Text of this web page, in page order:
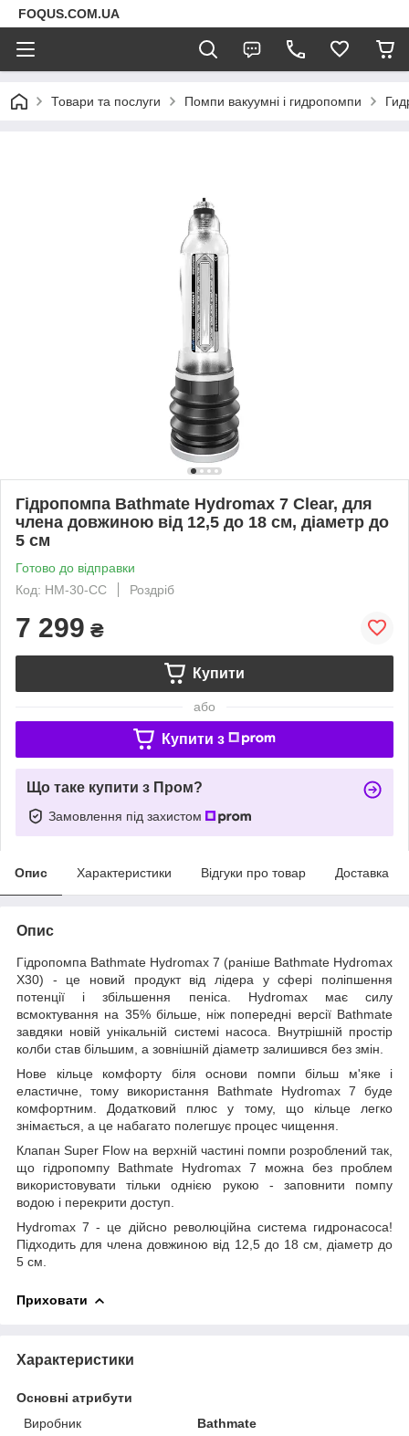
FOQUS.COM.UA
Товари та послуги Помпи вакуумні і гидропомпи
Гідропомпа Bathmate Hydromax 7 Clear, для
члена довжиною від 12,5 до 18 см, діаметр до
5 см
Готово до відправки
Код: HM-30-CC
Роздріб
7 299 ₴
Купити
або
Купити з
Що таке купити з Пром?
Замовлення під захистом
Опис Характеристики Відгуки про товар Доставка
Опис
Гідропомпа Bathmate Hydromax 7 (раніше Bathmate Hydromax
X30) - це новий продукт від лідера у сфері поліпшення
потенції і збільшення пеніса. Hydromax має силу
всмоктування на 35% більше, ніж попередні версії Bathmate
завдяки новій унікальній системі насоса. Внутрішній простір
колби став більшим, а зовнішній діаметр залишився без змін.
Нове кільце комфорту біля основи помпи більш м'яке і
еластичне, тому використання Bathmate Hydromax 7 буде
комфортним. Додатковий плюс у тому, що кільце легко
знімається, а це набагато полегшує процес чищення.
Клапан Super Flow на верхній частині помпи розроблений так,
що гідропомпу Bathmate Hydromax 7 можна без проблем
використовувати тільки однією рукою - заповнити помпу
водою і перекрити доступ.
Hydromax 7 - це дійсно революційна система гидронасоса!
Підходить для члена довжиною від 12,5 до 18 см, діаметр до
5 см.
Приховати
Характеристики
Основні атрибути
Виробник
Bathmate